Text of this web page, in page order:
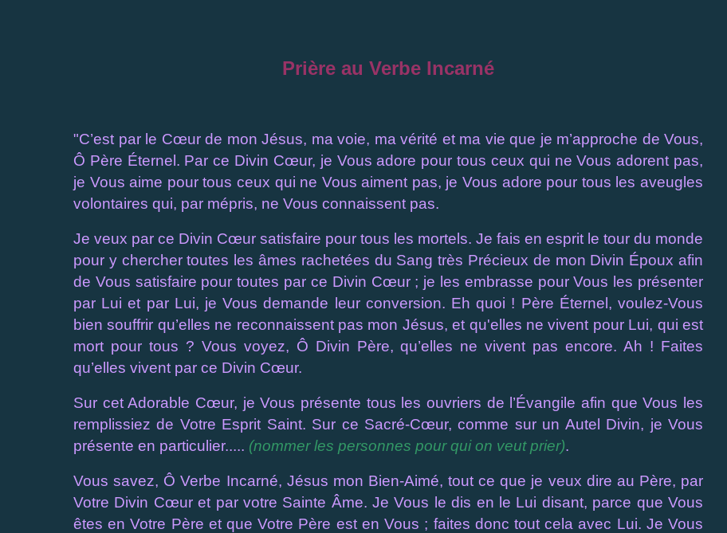
Prière au Verbe Incarné
"C’est par le Cœur de mon Jésus, ma voie, ma vérité et ma vie que je m’approche de Vous,
Ô Père Éternel. Par ce Divin Cœur, je Vous adore pour tous ceux qui ne Vous adorent pas,
je Vous aime pour tous ceux qui ne Vous aiment pas, je Vous adore pour tous les aveugles
volontaires qui, par mépris, ne Vous connaissent pas.
Je veux par ce Divin Cœur satisfaire pour tous les mortels. Je fais en esprit le tour du monde
pour y chercher toutes les âmes rachetées du Sang très Précieux de mon Divin Époux afin
de Vous satisfaire pour toutes par ce Divin Cœur ; je les embrasse pour Vous les présenter
par Lui et par Lui, je Vous demande leur conversion. Eh quoi ! Père Éternel, voulez-Vous
bien souffrir qu’elles ne reconnaissent pas mon Jésus, et qu'elles ne vivent pour Lui, qui est
mort pour tous ? Vous voyez, Ô Divin Père, qu’elles ne vivent pas encore. Ah ! Faites
qu’elles vivent par ce Divin Cœur.
Sur cet Adorable Cœur, je Vous présente tous les ouvriers de l’Évangile afin que Vous les
remplissiez de Votre Esprit Saint. Sur ce Sacré-Cœur, comme sur un Autel Divin, je Vous
présente en particulier..... (nommer les personnes pour qui on veut prier).
Vous savez, Ô Verbe Incarné, Jésus mon Bien-Aimé, tout ce que je veux dire au Père, par
Votre Divin Cœur et par votre Sainte Âme. Je Vous le dis en le Lui disant, parce que Vous
êtes en Votre Père et que Votre Père est en Vous ; faites donc tout cela avec Lui. Je Vous